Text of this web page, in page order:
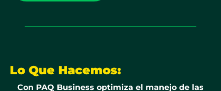
Lo Que Hacemos:
Con PAQ Business optimiza el manejo de las